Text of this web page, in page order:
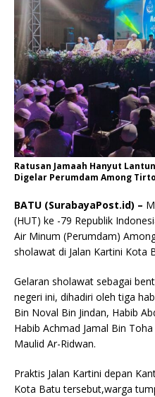
Ratusan Jamaah Hanyut
Digelar Perumdam Among
BATU (SurabayaPost.id) –
(HUT) ke -79 Republik
Air Minum (Perumdam)
sholawat di Jalan Kartini Kota
Gelaran sholawat sebagai
negeri ini, dihadiri oleh tiga
Bin Noval Bin Jindan, Habib
Habib Achmad Jamal Bin
Maulid Ar-Ridwan.
Praktis Jalan Kartini depan
Kota Batu tersebut,warga